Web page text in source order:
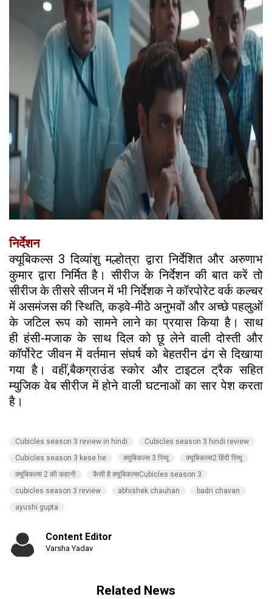
निर्देशन
क्यूबिकल्स 3 दिव्यांशु मल्होत्रा द्वारा निर्देशित और अरुणाभ
कुमार द्वारा निर्मित है। सीरीज के निर्देशन की बात करें तो
सीरीज के तीसरे सीजन में भी निर्देशक ने कॉरपोरेट वर्क कल्चर
में असमंजस की स्थिति, कड़वे-मीठे अनुभवों और अच्छे पहलुओं
के जटिल रूप को सामने लाने का प्रयास किया है। साथ
ही हंसी-मजाक के साथ दिल को छू लेने वाली दोस्ती और
कॉर्पोरेट जीवन में वर्तमान संघर्ष को बेहतरीन ढंग से दिखाया
गया है। वहीं,बैकग्राउंड स्कोर और टाइटल ट्रैक सहित
म्युजिक वेब सीरीज में होने वाली घटनाओं का सार पेश करता
है।
Cubicles season 3 review in hindi
Cubicles season 3 hindi review
Cubicles season 3 kese he
क्यूबिकल्स 3 रिव्यू
क्यूबिकल्स2 हिंदी रिव्यू
क्यूबिकल्स 2 की कहानी
कैसी है क्यूबिकल्सCubicles season 3
cubicles season 3 review
abhishek chauhan
badri chavan
ayushi gupta
Content Editor
Varsha Yadav
Related News